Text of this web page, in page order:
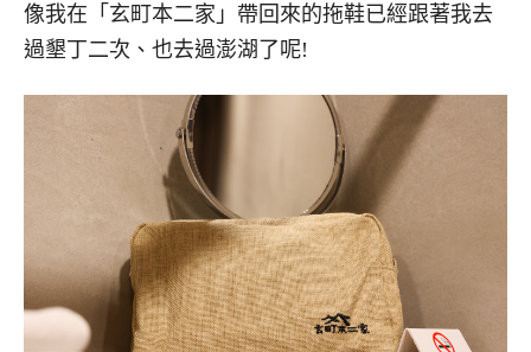
像我在「玄町本二家」帶回來的拖鞋已經跟著我去
過墾丁二次、也去過澎湖了呢!